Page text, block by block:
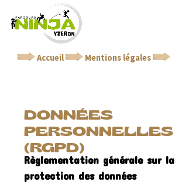
Accueil Mentions légales
DONNÉES
PERSONNELLES
(RGPD)
Règlementation générale sur la
protection des données